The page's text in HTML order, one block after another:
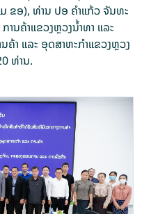
ຂອ), ທ່ານ ປອ ຄຳແກ້ວ ຈັນທະ
ນຄ້າແຂວງຫຼວງນໍ້າທາ ແລະ
ຄ້າ ແລະ ອຸດສາຫະກຳແຂວງຫຼວງ
ທ່ານ.